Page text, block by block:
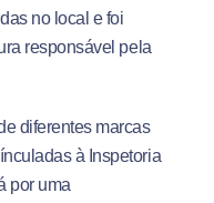
no local e foi
responsável pela
diferentes marcas
à Inspetoria
por uma